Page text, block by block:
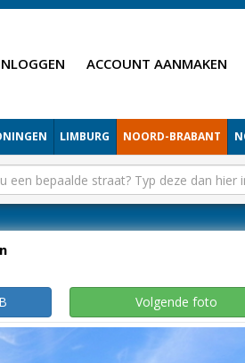
ACCOUNT AANMAKEN
LIMBURG NOORD-BRABANT
Volgende foto